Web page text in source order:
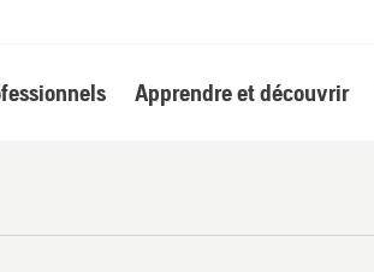
Apprendre et découvrir